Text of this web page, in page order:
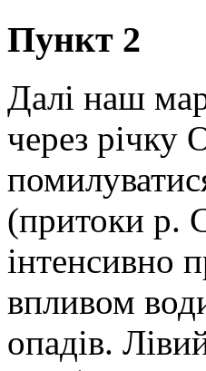
Пункт 2
Далі наш
через річку
(притоки р.
інтенсивно
впливом
опадів.